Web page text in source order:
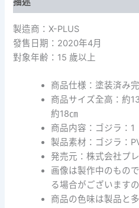
製造商：X-PLUS
發售日期：2020年4月
對象年齢：15 歲以上
商品仕様：塗装済み
商品サイズ全高：約
約18㎝
商品内容：ゴジラ：1
製品素材：ゴジラ：
発売元：株式会社プ
画像は製作中のもの
る場合がございます
商品の色味は製品と